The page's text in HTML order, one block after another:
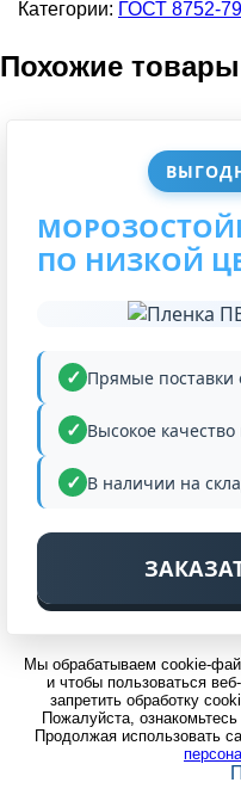
ПО НИЗКОЙ
Прямые поставки
Высокое
В наличии на
Категории: ГОСТ 8752-
Похожие товары
Мы обрабатываем cookie-
и чтобы пользоваться
запретить обработку
Пожалуйста, ознакомьтесь
Продолжая использовать